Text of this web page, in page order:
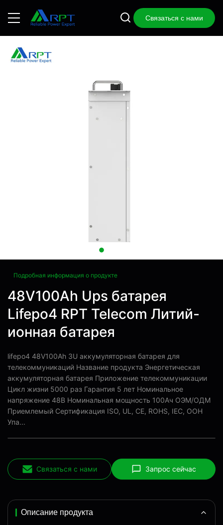
Связаться с нами
Подробная информация о продукте
48V100Ah Ups батарея
Lifepo4 RPT Telecom Литий-
ионная батарея
lifepo4 48V100Ah 3U аккумуляторная батарея для
телекоммуникаций Название продукта Энергетическая
аккумуляторная батарея Приложение телекоммуникации
Цикл жизни 5000 раз Гарантия 5 лет Номинальное
напряжение 48В Номинальная мощность 100Ач ОЭМ/ОДМ
Приемлемый Сертификация ISO, UL, CE, ROHS, IEC, ООН
Упа...
Связаться с нами Запрос сейчас
Описание продукта